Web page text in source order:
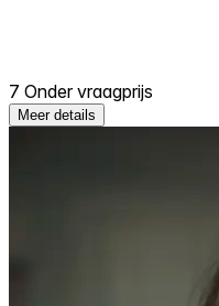
7 Onder vraagprijs
Meer details